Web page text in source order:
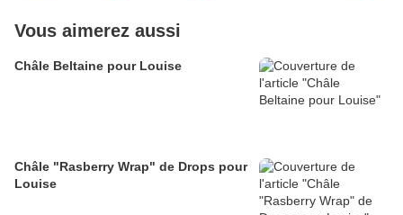
Vous aimerez aussi
Châle Beltaine pour Louise
Châle "Rasberry Wrap" de Drops pour
Louise